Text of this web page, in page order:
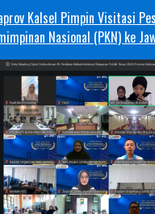
Kalsel Pimpin Visitasi
Nasional (PKN) ke